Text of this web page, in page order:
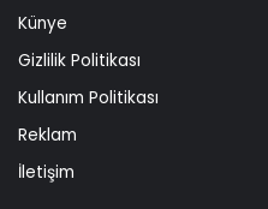
Künye
Gizlilik Politikası
Kullanım Politikası
Reklam
İletişim